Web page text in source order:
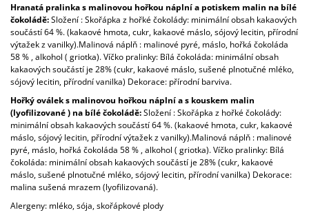
Hranatá pralinka s malinovou hořkou náplní a potiskem malin na bílé
čokoládě:Složení : Skořápka z hořké čokolády: minimální obsah kakaových
součástí 64 %. (kakaové hmota, cukr, kakaové máslo, sójový lecitin, přírodní
výtažek z vanilky).Malinová náplň : malinové pyré, máslo, hořká čokoláda
58 % , alkohol ( griotka). Víčko pralinky: Bílá čokoláda: minimální obsah
kakaových součástí je 28% (cukr, kakaové máslo, sušené plnotučné mléko,
sójový lecitin, přírodní vanilka) Dekorace: přírodní barviva.
Hořký oválek s malinovou hořkou náplní a s kouskem malin
(lyofilizované ) na bílé čokoládě:Složení : Skořápka z hořké čokolády:
minimální obsah kakaových součástí 64 %. (kakaové hmota, cukr, kakaové
máslo, sójový lecitin, přírodní výtažek z vanilky).Malinová náplň : malinové
pyré, máslo, hořká čokoláda 58 % , alkohol ( griotka). Víčko pralinky: Bílá
čokoláda: minimální obsah kakaových součástí je 28% (cukr, kakaové
máslo, sušené plnotučné mléko, sójový lecitin, přírodní vanilka) Dekorace:
malina sušená mrazem (lyofilizovaná).
Alergeny: mléko, sója, skořápkové plody